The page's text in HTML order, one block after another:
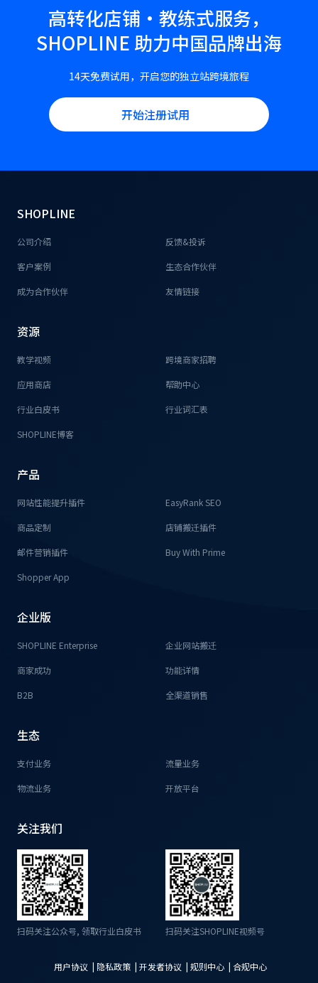
高转化店铺·教练式服务，
SHOPLINE 助力中国品牌出海
14天免费试用，开启您的独立站跨境旅程
开始注册试用
SHOPLINE
公司介绍 反馈&投诉
客户案例 生态合作伙伴
成为合作伙伴 友情链接
资源
教学视频 跨境商家招聘
应用商店 帮助中心
行业白皮书 行业词汇表
SHOPLINE博客
产品
网站性能提升插件 EasyRank SEO
商品定制 店铺搬迁插件
邮件营销插件 Buy With Prime
Shopper App
企业版
SHOPLINE Enterprise 企业网站搬迁
商家成功 功能详情
B2B 全渠道销售
生态
支付业务 流量业务
物流业务 开放平台
关注我们
扫码关注公众号, 领取行业白皮书 扫码关注SHOPLINE视频号
用户协议 | 隐私政策 | 开发者协议 | 规则中心 | 合规中心